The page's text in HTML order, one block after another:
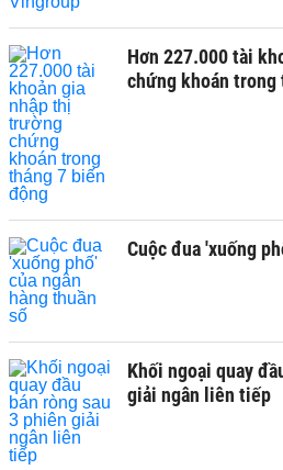
Hơn 227.000 tài
chứng khoán
Cuộc đua 'xuống
Khối ngoại quay
giải ngân liên tiếp